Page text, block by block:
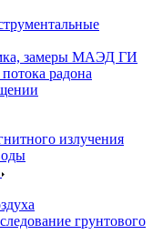
замеры МАЭД ГИ
радона
излучения
грунтового